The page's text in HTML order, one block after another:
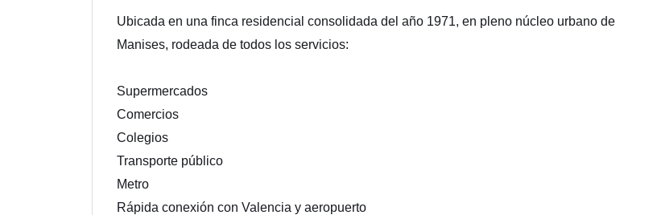
Ubicada en una finca residencial consolidada del año 1971, en pleno núcleo urbano de
Manises, rodeada de todos los servicios:
Supermercados
Comercios
Colegios
Transporte público
Metro
Rápida conexión con Valencia y aeropuerto